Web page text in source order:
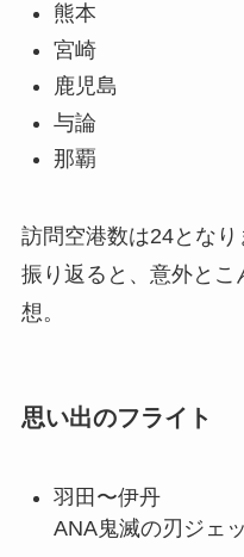
熊本
宮崎
鹿児島
与論
那覇
訪問空港数は24となり
振り返ると、意外と
想。
思い出のフライト
羽田〜伊丹
ANA鬼滅の刃ジェ